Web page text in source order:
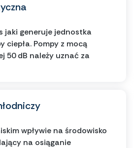
jaki generuje jednostka
ciepła. Pompy z mocą
50 dB należy uznać za
wpływie na środowisko
na osiąganie